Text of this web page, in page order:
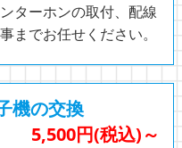
ターホンの取付、配線
までお任せください。
機の交換
5,500円(税込)～